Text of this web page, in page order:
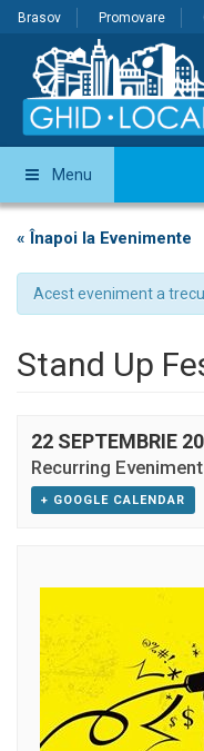
Brasov Promovare
Menu
« Înapoi la Evenimente
Acest eveniment a
Stand Up
22 SEPTEMBRIE
Recurring Eveniment
+ GOOGLE CALENDAR